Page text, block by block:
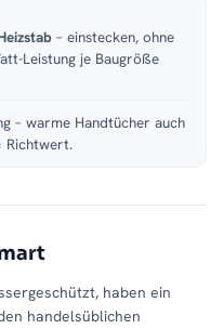
– einstecken, ohne
Leistung je Baugröße
– warme Handtücher auch
Richtwert.
haben ein
handelsüblichen